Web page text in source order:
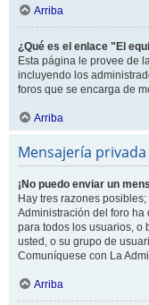
Arriba
¿Qué es el enlace "El
Esta página le provee de
incluyendo los
foros que se encarga de
Arriba
Mensajería privada
¡No puedo enviar un
Hay tres razones
Administración del foro
para todos los usuarios, o
usted, o su grupo de
Comuníquese con La
Arriba